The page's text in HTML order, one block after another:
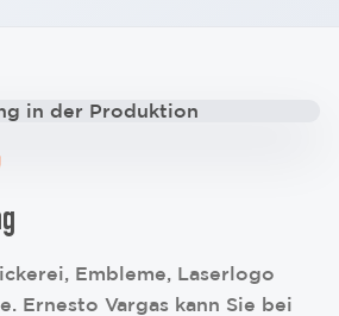
Embleme, Laserlogo
Ernesto Vargas kann Sie bei